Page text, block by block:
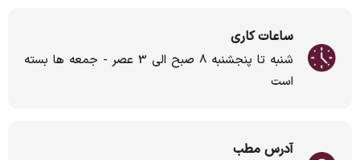
ساعات کاری
شنبه تا پنجشنبه 8 صبح الی 3 عصر - جمعه ها بسته
است
آدرس مطب